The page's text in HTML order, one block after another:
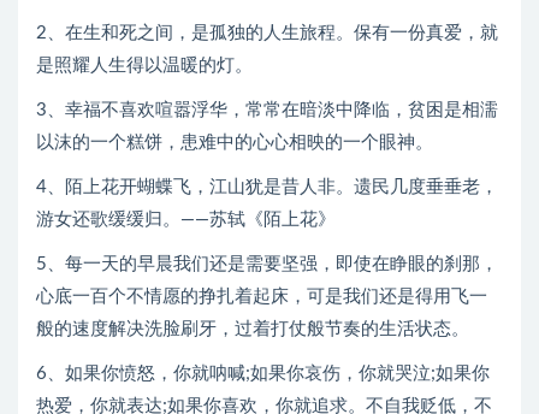
2、在生和死之间，是孤独的人生旅程。保有一份真爱，就
是照耀人生得以温暖的灯。
3、幸福不喜欢喧嚣浮华，常常在暗淡中降临，贫困是相濡
以沫的一个糕饼，患难中的心心相映的一个眼神。
4、陌上花开蝴蝶飞，江山犹是昔人非。遗民几度垂垂老，
游女还歌缓缓归。——苏轼《陌上花》
5、每一天的早晨我们还是需要坚强，即使在睁眼的刹那，
心底一百个不情愿的挣扎着起床，可是我们还是得用飞一
般的速度解决洗脸刷牙，过着打仗般节奏的生活状态。
6、如果你愤怒，你就呐喊;如果你哀伤，你就哭泣;如果你
热爱，你就表达;如果你喜欢，你就追求。不自我贬低，不